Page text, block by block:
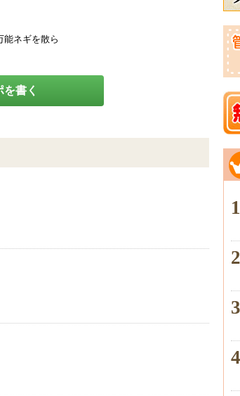
能ネギを散ら
書く
1
2
3
4